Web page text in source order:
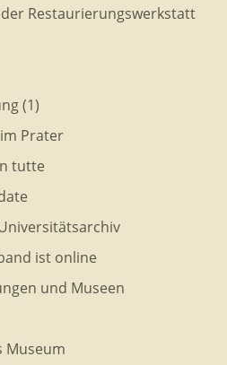
Restaurierungswerkstatt
(1)
Prater
tutte
ist online
und Museen
Museum